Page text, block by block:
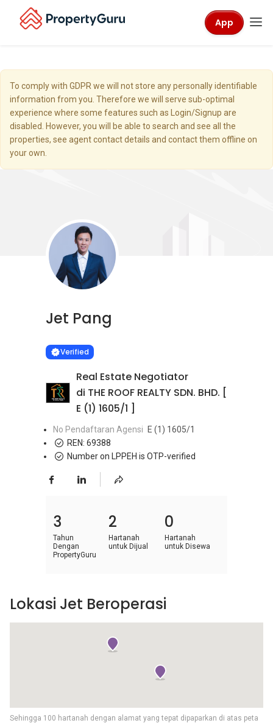
App
To comply with GDPR we will not store any personally identifiable
information from you. Therefore we will serve sub-optimal
experience where some features such as Login/Signup are
disabled. However, you will be able to search and see all the
properties, see agent contact details and contact them offline on
your own.
Jet Pang
VERIFIED
Verified
Real Estate Negotiator
di THE ROOF REALTY SDN. BHD. [
E (1) 1605/1 ]
No Pendaftaran Agensi
E (1) 1605/1
REN: 69388
Number on LPPEH is OTP-verified
3
Tahun
Dengan
PropertyGuru
2
Hartanah
untuk Dijual
0
Hartanah
untuk Disewa
Sehingga 100 hartanah dengan alamat yang tepat dipaparkan di atas peta
Lokasi Jet Beroperasi
Learn more